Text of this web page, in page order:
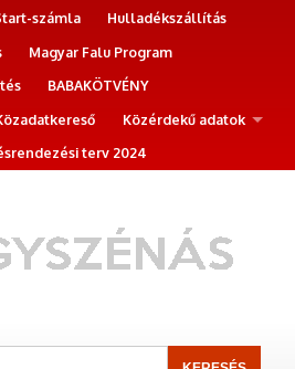
számla
Hulladékszállítás
Magyar Falu Program
BABAKÖTVÉNY
Közérdekű adatok
terv 2024